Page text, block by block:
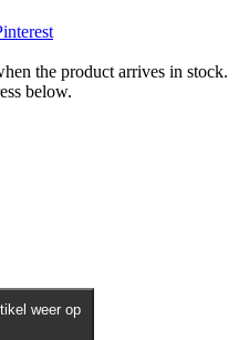
the product arrives in stock.
below.
weer op